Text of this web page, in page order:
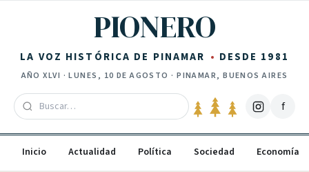
PIONERO
LA VOZ HISTÓRICA DE PINAMAR DESDE 1981
AÑOXLVI ·LUNES, 10 DE AGOSTO · PINAMAR, BUENOS AIRES
f
Inicio Actualidad Política Sociedad Economía